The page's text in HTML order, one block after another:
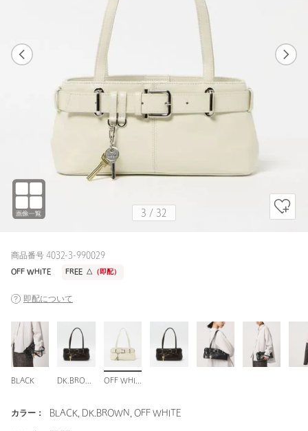
3 / 32
商品番号 4032-3-990029
OFF WHITE FREE △ （即配）
即配について
BLACK
カラー： BLACK, DK.BROWN, OFF WHITE
BLACK
1 32
BLACK / FREE